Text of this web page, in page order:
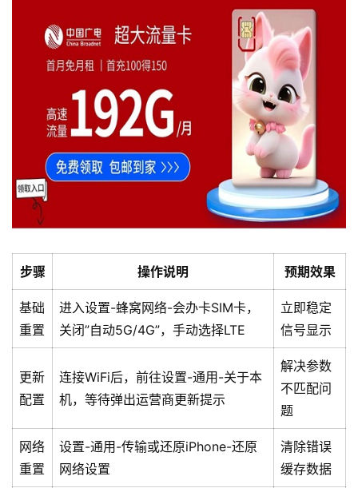
首
页
流
量
卡
步骤 操作说明 预期效果
基础
重置
进入设置-蜂窝网络-会办卡SIM卡，
关闭”自动5G/4G”，手动选择LTE
立即稳定
信号显示
更新
配置
连接WiFi后，前往设置-通用-关于本
机，等待弹出运营商更新提示
解决参数
不匹配问
题
网络
重置
设置-通用-传输或还原iPhone-还原
网络设置
清除错误
缓存数据